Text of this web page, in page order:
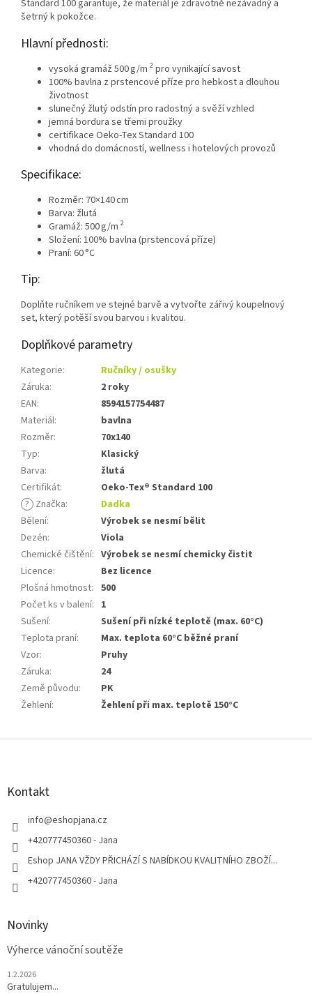
Standard 100 garantuje, že materiál je zdravotně nezávadný a
šetrný k pokožce.
Hlavní přednosti:
vysoká gramáž 500 g/m 2 pro vynikající savost
100% bavlna z prstencové příze pro hebkost a dlouhou
životnost
slunečný žlutý odstín pro radostný a svěží vzhled
jemná bordura se třemi proužky
certifikace Oeko-Tex Standard 100
vhodná do domácností, wellness i hotelových provozů
Specifikace:
Rozměr: 70×140 cm
Barva: žlutá
Gramáž: 500 g/m 2
Složení: 100% bavlna (prstencová příze)
Praní: 60 °C
Tip:
Doplňte ručníkem ve stejné barvě a vytvořte zářivý koupelnový
set, který potěší svou barvou i kvalitou.
Doplňkové parametry
Kategorie:
Ručníky / osušky
Záruka:
2 roky
EAN:
8594157754487
Materiál:
bavlna
Rozměr:
70x140
Typ:
Klasický
Barva:
žlutá
Certifikát:
Oeko-Tex® Standard 100
? Značka:
Dadka
Bělení:
Výrobek se nesmí bělit
Dezén:
Viola
Chemické čištění: Výrobek se nesmí chemicky čistit
Licence:
Bez licence
Plošná hmotnost: 500
Počet ks v balení: 1
Sušení:
Sušení při nízké teplotě (max. 60°C)
Teplota praní:
Max. teplota 60°C běžné praní
Vzor:
Pruhy
Záruka:
24
Země původu:
PK
Žehlení: Žehlení při max. teplotě 150°C
Z
Kontakt
info@eshopjana.cz
+420777450360 - Jana
Eshop JANA VŽDY PŘICHÁZÍ S NABÍDKOU KVALITNÍHO ZBOŽÍ...
+420777450360 - Jana
Novinky
Výherce vánoční soutěže
1.2.2026
Gratulujem...